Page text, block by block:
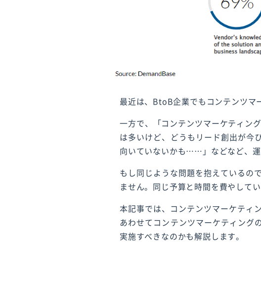
最近は、BtoB企業でもコンテンツマ
一方で、「コンテンツマーケティン
は多いけど、どうもリード創出が
向いていないかも……」などなど、運
もし同じような問題を抱えているの
ません。同じ予算と時間を費やして
本記事では、コンテンツマーケティ
あわせてコンテンツマーケティング
実施すべきなのかも解説します。